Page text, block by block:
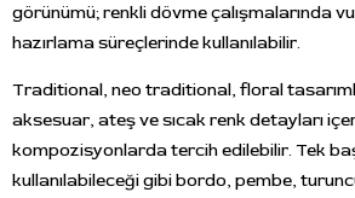
görünümü; renkli dövme çalışmalarında
hazırlama süreçlerinde kullanılabilir.
Traditional, neo traditional, floral
aksesuar, ateş ve sıcak renk detayları
kompozisyonlarda tercih edilebilir. Tek
kullanılabileceği gibi bordo, pembe,